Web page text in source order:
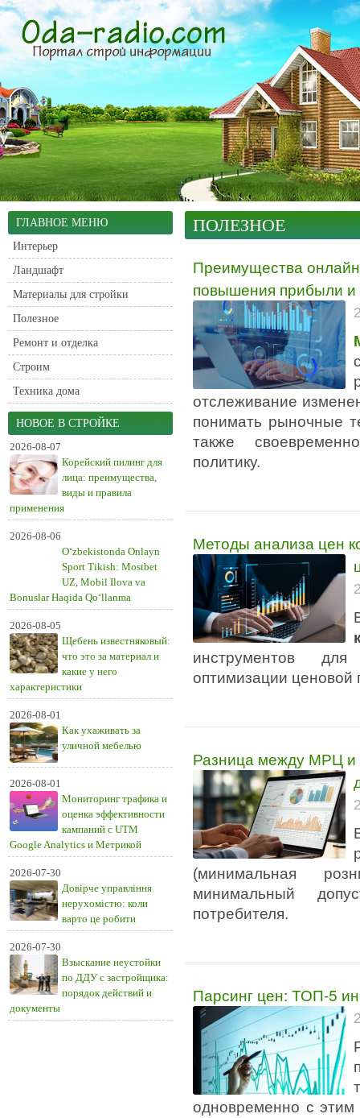
ГЛАВНОЕ МЕНЮ
Интерьер
Ландшафт
Материалы для стройки
Полезное
Ремонт и отделка
Строим
Техника дома
НОВОЕ В СТРОЙКЕ
2026-08-07
Корейский пилинг для
лица: преимущества,
виды и правила
применения
2026-08-06
O‘zbekistonda Onlayn
Sport Tikish: Mostbet
UZ, Mobil Ilova va
Bonuslar Haqida Qo‘llanma
2026-08-05
Щебень известняковый:
что это за материал и
какие у него
характеристики
2026-08-01
Как ухаживать за
уличной мебелью
2026-08-01
Мониторинг трафика и
оценка эффективности
кампаний с UTM
Google Analytics и Метрикой
2026-07-30
Довірче управління
нерухомістю: коли
варто це робити
2026-07-30
Взыскание неустойки
по ДДУ с застройщика:
порядок действий и
документы
ПОЛЕЗНОЕ
Преимущества
повышения прибыли и
отслеживание
понимать рыночные
также
политику.
Методы анализа цен
инструментов
оптимизации ценовой
Разница между МРЦ и
(минимальная
минимальный
потребителя.
Парсинг цен: ТОП-5
одновременно с этим